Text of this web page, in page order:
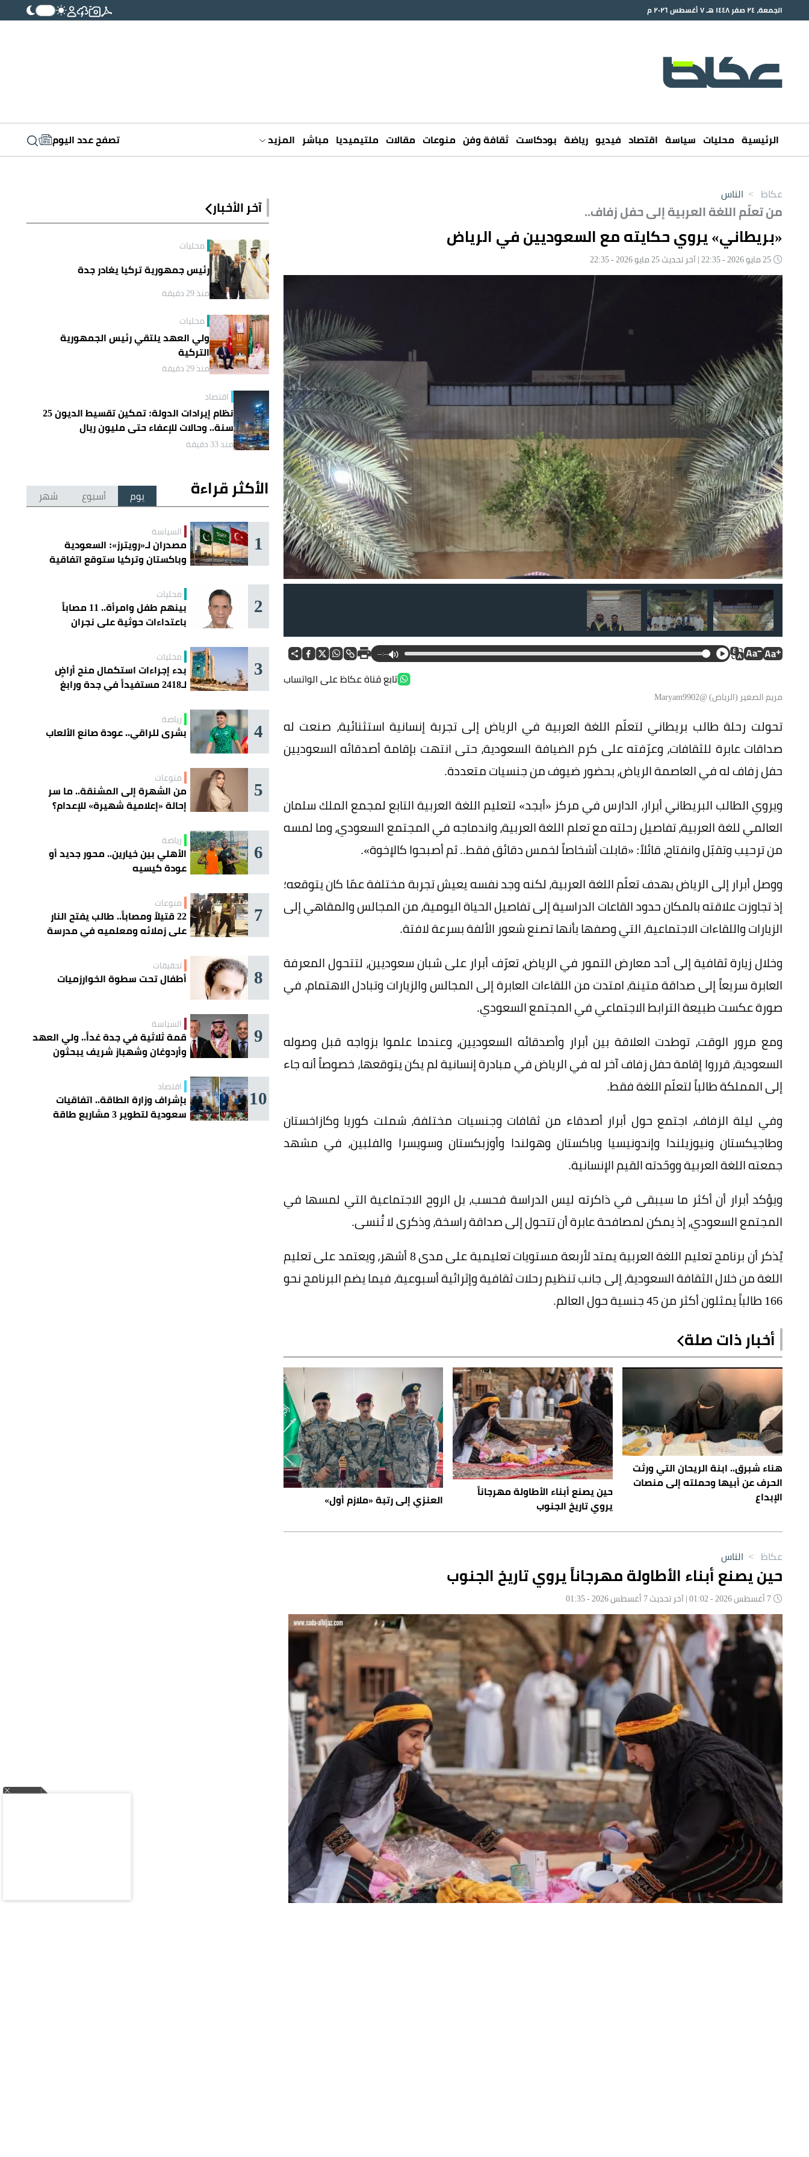
الجمعة، ٢٤ صفر ١٤٤٨ هـ ٧ أغسطس ٢٠٢٦ م
الرئيسية محليات سياسة اقتصاد فيديو رياضة بودكاست ثقافة وفن منوعات مقالات ملتيميديا مباشر المزيد تصفح عدد اليوم
عكاظ > الناس
من تعلّم اللغة العربية إلى حفل زفاف..
«بريطاني» يروي حكايته مع السعوديين في الرياض
--:--
تابع قناة عكاظ على الواتساب
مريم الصغير (الرياض) @Maryam9902
تحولت رحلة طالب بريطاني لتعلّم اللغة العربية في الرياض إلى تجربة إنسانية استثنائية، صنعت له
صداقات عابرة للثقافات، وعرّفته على كرم الضيافة السعودية، حتى انتهت بإقامة أصدقائه السعوديين
حفل زفاف له في العاصمة الرياض، بحضور ضيوف من جنسيات متعددة.
ويروي الطالب البريطاني أبرار، الدارس في مركز «أبجد» لتعليم اللغة العربية التابع لمجمع الملك سلمان
العالمي للغة العربية، تفاصيل رحلته مع تعلم اللغة العربية، واندماجه في المجتمع السعودي، وما لمسه
من ترحيب وتقبّل وانفتاح، قائلاً: «قابلت أشخاصاً لخمس دقائق فقط.. ثم أصبحوا كالإخوة».
ووصل أبرار إلى الرياض بهدف تعلّم اللغة العربية، لكنه وجد نفسه يعيش تجربة مختلفة عمّا كان يتوقعه؛
إذ تجاوزت علاقته بالمكان حدود القاعات الدراسية إلى تفاصيل الحياة اليومية، من المجالس والمقاهي إلى
الزيارات واللقاءات الاجتماعية، التي وصفها بأنها تصنع شعور الألفة بسرعة لافتة.
وخلال زيارة ثقافية إلى أحد معارض التمور في الرياض، تعرّف أبرار على شبان سعوديين، لتتحول المعرفة
العابرة سريعاً إلى صداقة متينة، امتدت من اللقاءات العابرة إلى المجالس والزيارات وتبادل الاهتمام، في
صورة عكست طبيعة الترابط الاجتماعي في المجتمع السعودي.
ومع مرور الوقت، توطدت العلاقة بين أبرار وأصدقائه السعوديين، وعندما علموا بزواجه قبل وصوله
السعودية، قرروا إقامة حفل زفاف آخر له في الرياض في مبادرة إنسانية لم يكن يتوقعها، خصوصاً أنه جاء
إلى المملكة طالباً لتعلّم اللغة فقط.
وفي ليلة الزفاف، اجتمع حول أبرار أصدقاء من ثقافات وجنسيات مختلفة، شملت كوريا وكازاخستان
وطاجيكستان ونيوزيلندا وإندونيسيا وباكستان وهولندا وأوزبكستان وسويسرا والفلبين، في مشهد
جمعته اللغة العربية ووحّدته القيم الإنسانية.
ويؤكد أبرار أن أكثر ما سيبقى في ذاكرته ليس الدراسة فحسب، بل الروح الاجتماعية التي لمسها في
المجتمع السعودي، إذ يمكن لمصافحة عابرة أن تتحول إلى صداقة راسخة، وذكرى لا تُنسى.
يُذكر أن برنامج تعليم اللغة العربية يمتد لأربعة مستويات تعليمية على مدى 8 أشهر، ويعتمد على تعليم
اللغة من خلال الثقافة السعودية، إلى جانب تنظيم رحلات ثقافية وإثرائية أسبوعية، فيما يضم البرنامج نحو
166 طالباً يمثلون أكثر من 45 جنسية حول العالم.
أخبار ذات صلة
هناء شبرق.. ابنة الريحان التي ورثت
الحرف عن أبيها وحملته إلى منصات
الإبداع
حين يصنع أبناء الأطاولة مهرجاناً
يروي تاريخ الجنوب
العنزي إلى رتبة «ملازم أول»
آخر الأخبار
محليات
رئيس جمهورية تركيا يغادر جدة
منذ 29 دقيقة
محليات
ولي العهد يلتقي رئيس الجمهورية
التركية
منذ 29 دقيقة
اقتصاد
نظام إيرادات الدولة: تمكين تقسيط الديون 25
سنة.. وحالات للإعفاء حتى مليون ريال
منذ 33 دقيقة
الأكثر قراءة يوم أسبوع شهر
1 السياسة
مصدران لـ«رويترز»: السعودية
وباكستان وتركيا ستوقع اتفاقية
2 محليات
بينهم طفل وامرأة.. 11 مصاباً
باعتداءات حوثية على نجران
3 محليات
بدء إجراءات استكمال منح أراضٍ
لـ2418 مستفيداً في جدة ورابغ
4 رياضة
بشرى للراقي.. عودة صانع الألعاب
5 منوعات
من الشهرة إلى المشنقة.. ما سر
إحالة «إعلامية شهيرة» للإعدام؟
6 رياضة
الأهلي بين خيارين.. محور جديد أو
عودة كيسيه
7 منوعات
22 قتيلاً ومصاباً.. طالب يفتح النار
على زملائه ومعلميه في مدرسة
8 تحقيقات
أطفال تحت سطوة الخوارزميات
9 السياسة
قمة ثلاثية في جدة غداً.. ولي العهد
وأردوغان وشهباز شريف يبحثون
10 اقتصاد
بإشراف وزارة الطاقة.. اتفاقيات
سعودية لتطوير 3 مشاريع طاقة
عكاظ > الناس
حين يصنع أبناء الأطاولة مهرجاناً يروي تاريخ الجنوب